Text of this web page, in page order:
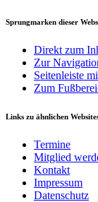
Sprungmarken dieser
Direkt zum
Zur
Seitenleiste
Zum
Links zu ähnlichen
Termine
Mitglied
Kontakt
Impressum
Datenschutz